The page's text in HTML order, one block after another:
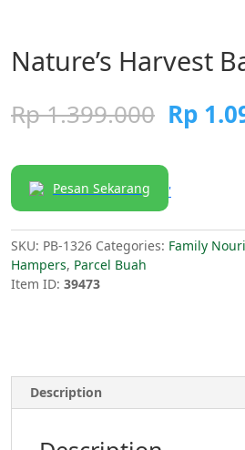
Nature’s Harvest
Rp1.399.000 Rp
Pesan Sekarang '
SKU: PB-1326 Categories: Family
Hampers, Parcel Buah
Item ID: 39473
Description